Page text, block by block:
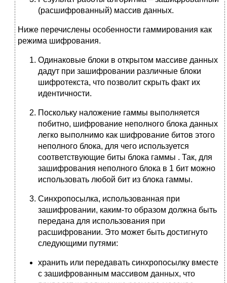
(расшифрованный) массив данных.
Ниже перечислены особенности гаммирования как
режима шифрования.
Одинаковые блоки в открытом массиве данных
дадут при зашифровании различные блоки
шифротекста, что позволит скрыть факт их
идентичности.
Поскольку наложение гаммы выполняется
побитно, шифрование неполного блока данных
легко выполнимо как шифрование битов этого
неполного блока, для чего используется
соответствующие биты блока гаммы . Так, для
зашифрования неполного блока в 1 бит можно
использовать любой бит из блока гаммы.
Синхропосылка, использованная при
зашифровании, каким-то образом должна быть
передана для использования при
расшифровании. Это может быть достигнуто
следующими путями:
хранить или передавать синхропосылку вместе
с зашифрованным массивом данных, что